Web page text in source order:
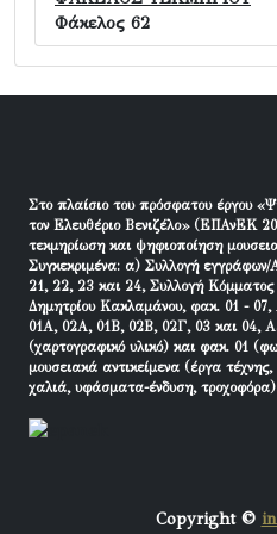
Φάκελος 62
Στο πλαίσιο του πρόσφατου έργου
τον Ελευθέριο Βενιζέλο» (ΕΠΑνΕΚ
τεκμηρίωση και ψηφιοποίηση
Συγκεκριμένα: α) Συλλογή εγγράφων/
21, 22, 23 και 24, Συλλογή Κόμματος
Δημητρίου Κακλαμάνου, φακ. 01 -
01Α, 02Α, 01Β, 02Β, 02Γ, 03 και 04,
(χαρτογραφικό υλικό) και φακ. 01
μουσειακά αντικείμενα (έργα
χαλιά, υφάσματα-ένδυση,
Copyright ©